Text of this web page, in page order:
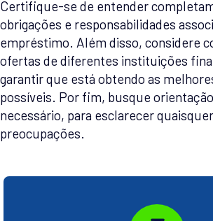
Certifique-se de entender
obrigações e responsabilidades
empréstimo. Além disso, considere
ofertas de diferentes instituições
garantir que está obtendo as
possíveis. Por fim, busque
necessário, para esclarecer
preocupações.